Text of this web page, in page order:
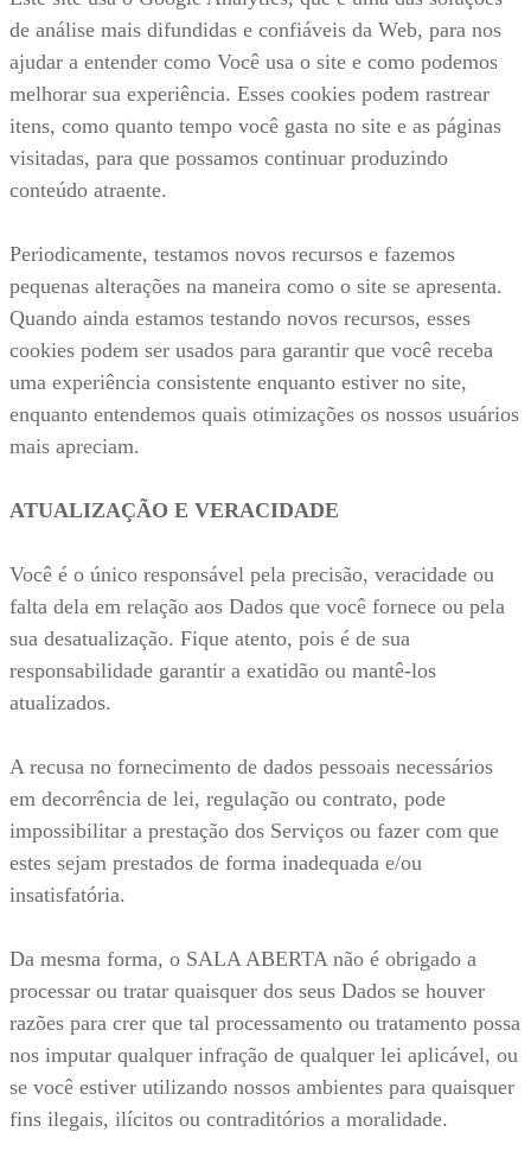
de análise mais difundidas e confiáveis da Web, para nos
ajudar a entender como Você usa o site e como podemos
melhorar sua experiência. Esses cookies podem rastrear
itens, como quanto tempo você gasta no site e as páginas
visitadas, para que possamos continuar produzindo
conteúdo atraente.
Periodicamente, testamos novos recursos e fazemos
pequenas alterações na maneira como o site se apresenta.
Quando ainda estamos testando novos recursos, esses
cookies podem ser usados para garantir que você receba
uma experiência consistente enquanto estiver no site,
enquanto entendemos quais otimizações os nossos usuários
mais apreciam.
ATUALIZAÇÃO E VERACIDADE
Você é o único responsável pela precisão, veracidade ou
falta dela em relação aos Dados que você fornece ou pela
sua desatualização. Fique atento, pois é de sua
responsabilidade garantir a exatidão ou mantê-los
atualizados.
A recusa no fornecimento de dados pessoais necessários
em decorrência de lei, regulação ou contrato, pode
impossibilitar a prestação dos Serviços ou fazer com que
estes sejam prestados de forma inadequada e/ou
insatisfatória.
Da mesma forma, o SALA ABERTA não é obrigado a
processar ou tratar quaisquer dos seus Dados se houver
razões para crer que tal processamento ou tratamento possa
nos imputar qualquer infração de qualquer lei aplicável, ou
se você estiver utilizando nossos ambientes para quaisquer
fins ilegais, ilícitos ou contraditórios a moralidade.